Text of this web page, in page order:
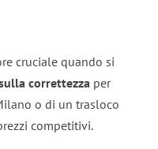
cruciale quando si
correttezza per
o di un trasloco
competitivi.